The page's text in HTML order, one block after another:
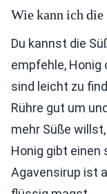
Wie kann ich die
Du kannst die
empfehle, Honig
sind leicht zu
Rühre gut um
mehr Süße
Honig gibt einen
Agavensirup ist